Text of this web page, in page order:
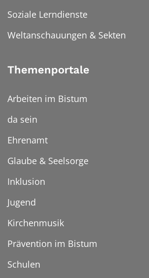
Soziale Lerndienste
Weltanschauungen & Sekten
Themenportale
Arbeiten im Bistum
da sein
Ehrenamt
Glaube & Seelsorge
Inklusion
Jugend
Kirchenmusik
Prävention im Bistum
Schulen